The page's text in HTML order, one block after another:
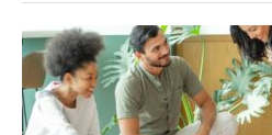
Spanish
French
Italiano